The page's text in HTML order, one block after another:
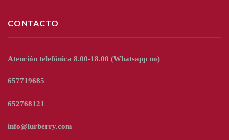
CONTACTO
Atención telefónica 8.00-18.00 (Whatsapp no)
657719685
652768121
info@lurberry.com